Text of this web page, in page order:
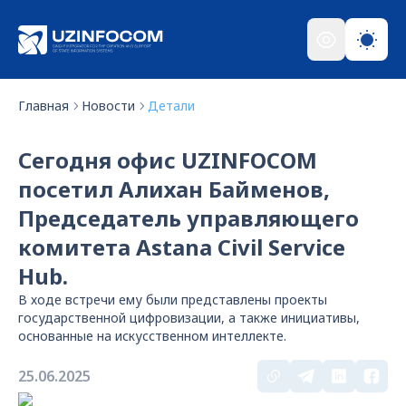
Главная Новости Детали
Сегодня офис UZINFOCOM
посетил Алихан Байменов,
Председатель управляющего
комитета Astana Civil Service
Hub.
В ходе встречи ему были представлены проекты
государственной цифровизации, а также инициативы,
основанные на искусственном интеллекте.
25.06.2025